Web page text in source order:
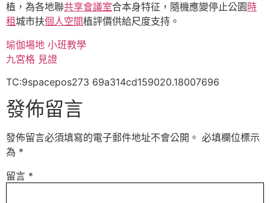
植，為各地聯共享會議室合本身特征，隨機應變停止公園 時
租城市扶個人空間植評價供給尺度支持。
瑜伽場地 小班教學
九宮格 見證
TC:9spacepos273 69a314cd159020.18007696
發佈留言
發佈留言必須填寫的電子郵件地址不會公開。 必填欄位標示
為 *
留言 *